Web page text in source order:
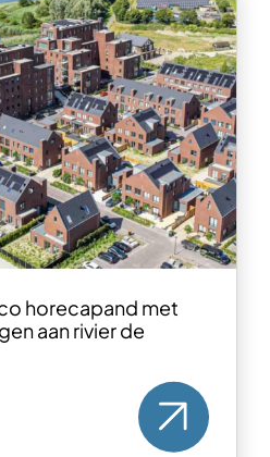
horecapand met
aan rivier de